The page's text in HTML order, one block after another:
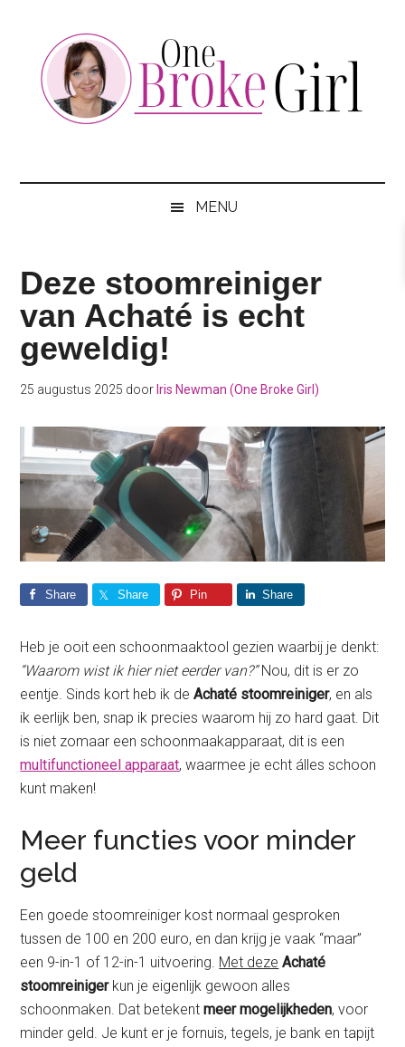
content
secondary
MENU
Deze stoomreiniger
van Achaté is echt
geweldig!
25 augustus 2025 door Iris Newman (One Broke Girl)
Share Share Pin Share
Heb je ooit een schoonmaaktool gezien waarbij je denkt:
“Waarom wist ik hier niet eerder van?”Nou, dit is er zo
eentje. Sinds kort heb ik deAchaté stoomreiniger, en als
ik eerlijk ben, snap ik precies waarom hij zo hard gaat. Dit
is niet zomaar een schoonmaakapparaat, dit is een
multifunctioneel apparaat, waarmee je echt álles schoon
kunt maken!
Meer functies voor minder
geld
Een goede stoomreiniger kost normaal gesproken
tussen de 100 en 200 euro, en dan krijg je vaak “maar”
een 9-in-1 of 12-in-1 uitvoering. Met deze Achaté
stoomreinigerkun je eigenlijk gewoon alles
schoonmaken. Dat betekentmeer mogelijkheden, voor
minder geld. Je kunt er je fornuis, tegels, je bank en tapijt